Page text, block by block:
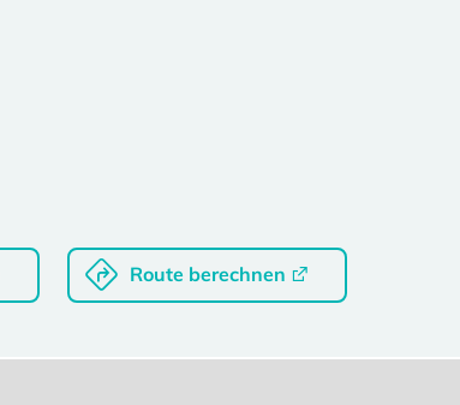
Route berechnen